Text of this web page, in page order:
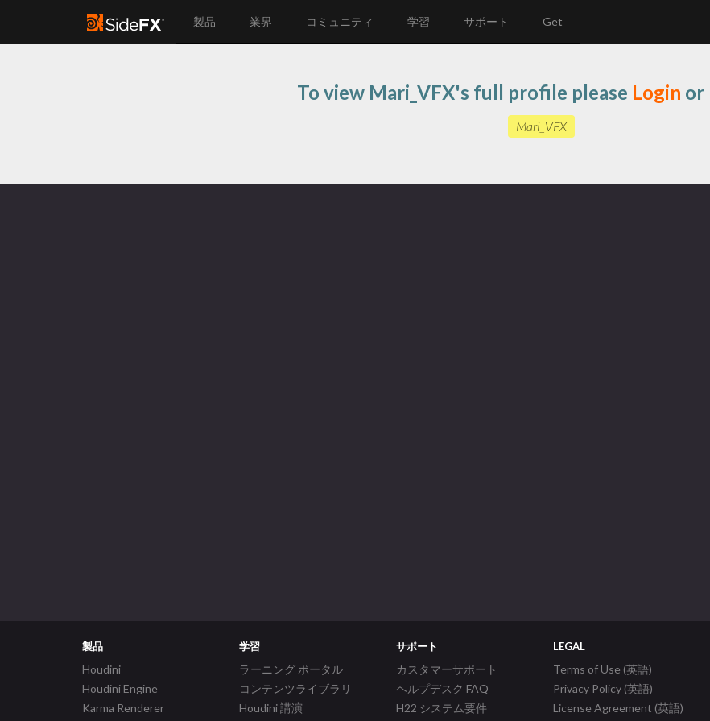
製品 業界 コミュニティ 学習 サポート Get
To view Mari_VFX's full profile please Login or
Mari_VFX
製品
Houdini
Houdini Engine
Karma Renderer
学習
ラーニング ポータル
コンテンツライブラリ
Houdini 講演
サポート
カスタマーサポート
ヘルプデスク FAQ
H22 システム要件
LEGAL
Terms of Use (英語)
Privacy Policy (英語)
License Agreement (英語)